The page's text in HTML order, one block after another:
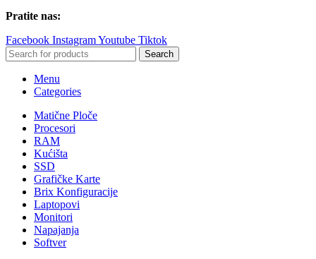
Pratite nas:
Facebook InstagramYoutube Tiktok
Search
Menu
Categories
Matične Ploče
Procesori
RAM
Kućišta
SSD
Grafičke Karte
Brix Konfiguracije
Laptopovi
Monitori
Napajanja
Softver